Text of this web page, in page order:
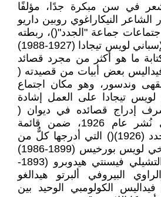
في سن مبكرة جدًا، مؤلفًا
النيكاراغوي روبين داريو
وفي اجتماعات جماعة "الجدد"()، ربطته
صداقة متينة بالكاتب الإسباني لويس تيجادا (1927-1988)
ما هو أكثر من مجرد قصائد
بعض أبيات من قصيدته (
وندسور، وهو مكان اجتماع
لويس تيجادا على العمل إشادة
إدراج قصائده في ديوان (
تُقرع الأجراس)، الذي نُشر عام 1926، ضمن قائمة
الشعراء الأمريكيين الجدد (1926)() التي أدرجها كلٌّ من
الكاتب الأرجنتيني خورخي لويس بورخيس (1899-1986)
()، والشاعر والكاتب التشيلي فيسنتي هيدوبرو (1893-
البيروفي ألبرتو هيدالغو
وكان فيداليس الكولومبي الوحيد بين